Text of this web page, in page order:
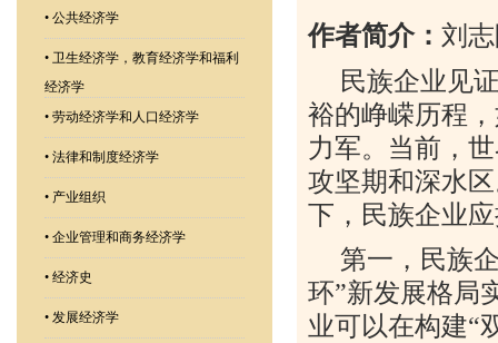
• 公共经济学
• 卫生经济学，教育经济学和福利
经济学
• 劳动经济学和人口经济学
• 法律和制度经济学
• 产业组织
• 企业管理和商务经济学
• 经济史
• 发展经济学
作者简介： 刘
民族企业见
裕的峥嵘历程
力军。当前，
攻坚期和深水
下，民族企业
第一，民族
环”新发展格局
业可以在构建“